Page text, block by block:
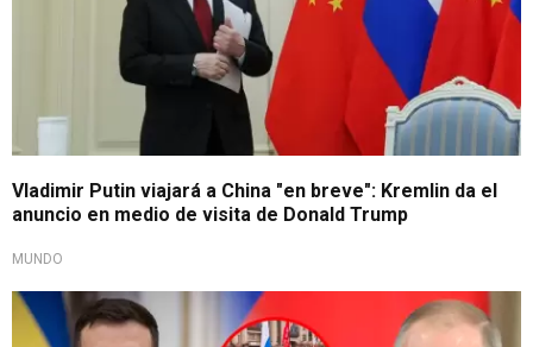
Vladimir Putin viajará a China "en breve": Kremlin da el
anuncio en medio de visita de Donald Trump
MUNDO
Tregua temporal